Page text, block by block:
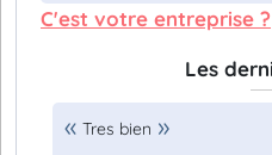
C'est votre entreprise ?
Les
Tres bien